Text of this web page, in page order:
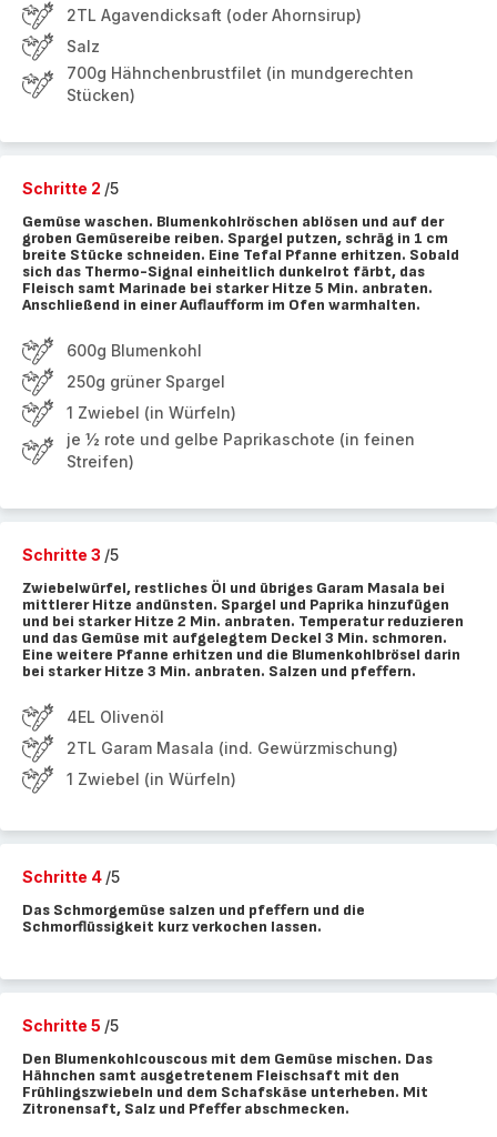
2TL Agavendicksaft (oder Ahornsirup)
Salz
700g Hähnchenbrustfilet (in mundgerechten
Stücken)
Schritte 2 /5
Gemüse waschen. Blumenkohlröschen ablösen und auf der
groben Gemüsereibe reiben. Spargel putzen, schräg in 1 cm
breite Stücke schneiden. Eine Tefal Pfanne erhitzen. Sobald
sich das Thermo-Signal einheitlich dunkelrot färbt, das
Fleisch samt Marinade bei starker Hitze 5 Min. anbraten.
Anschließend in einer Auflaufform im Ofen warmhalten.
600g Blumenkohl
250g grüner Spargel
1 Zwiebel (in Würfeln)
je ½ rote und gelbe Paprikaschote (in feinen
Streifen)
Schritte 3 /5
Zwiebelwürfel, restliches Öl und übriges Garam Masala bei
mittlerer Hitze andünsten. Spargel und Paprika hinzufügen
und bei starker Hitze 2 Min. anbraten. Temperatur reduzieren
und das Gemüse mit aufgelegtem Deckel 3 Min. schmoren.
Eine weitere Pfanne erhitzen und die Blumenkohlbrösel darin
bei starker Hitze 3 Min. anbraten. Salzen und pfeffern.
4EL Olivenöl
2TL Garam Masala (ind. Gewürzmischung)
1 Zwiebel (in Würfeln)
Schritte 4 /5
Das Schmorgemüse salzen und pfeffern und die
Schmorflüssigkeit kurz verkochen lassen.
Schritte 5 /5
Den Blumenkohlcouscous mit dem Gemüse mischen. Das
Hähnchen samt ausgetretenem Fleischsaft mit den
Frühlingszwiebeln und dem Schafskäse unterheben. Mit
Zitronensaft, Salz und Pfeffer abschmecken.